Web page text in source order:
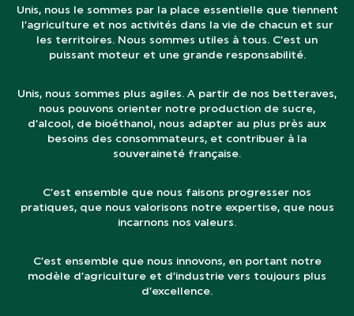
Unis, nous le sommes par la place essentielle que tiennent
l’agriculture et nos activités dans la vie de chacun et sur
les territoires. Nous sommes utiles à tous. C’est un
puissant moteur et une grande responsabilité.
Unis, nous sommes plus agiles. A partir de nos betteraves,
nous pouvons orienter notre production de sucre,
d’alcool, de bioéthanol, nous adapter au plus près aux
besoins des consommateurs, et contribuer à la
souveraineté française.
C’est ensemble que nous faisons progresser nos
pratiques, que nous valorisons notre expertise, que nous
incarnons nos valeurs.
C’est ensemble que nous innovons, en portant notre
modèle d’agriculture et d’industrie vers toujours plus
d’excellence.